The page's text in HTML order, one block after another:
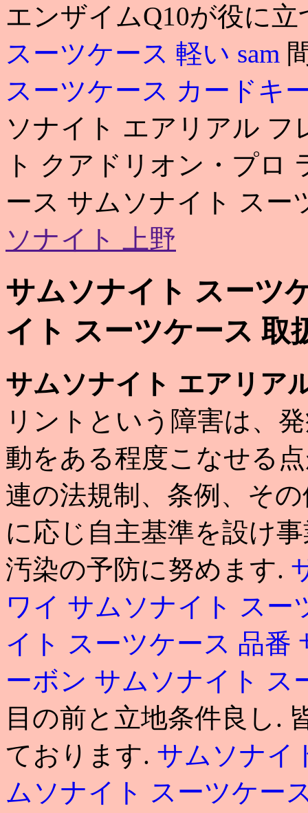
エンザイムQ10が役に
スーツケース 軽い sam
スーツケース カードキ
ソナイト エアリアル フ
ト クアドリオン・プロ
ース サムソナイト ス
ソナイト 上野
サムソナイト スーツ
イト スーツケース 取
サムソナイト エアリア
リントという障害は、
動をある程度こなせる
連の法規制、条例、そ
に応じ自主基準を設け
汚染の予防に努めます.
ワイ サムソナイト スー
イト スーツケース 品番
ーボン サムソナイト ス
目の前と立地条件良し.
ております. サムソナイ
ムソナイト スーツケー